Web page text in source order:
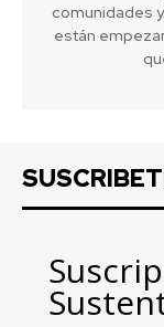
comunidades
están